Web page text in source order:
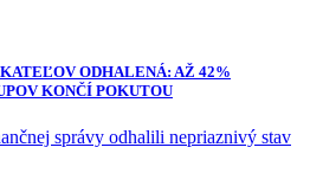
ODHALENÁ: AŽ 42%
KONČÍ POKUTOU
správy odhalili nepriaznivý stav